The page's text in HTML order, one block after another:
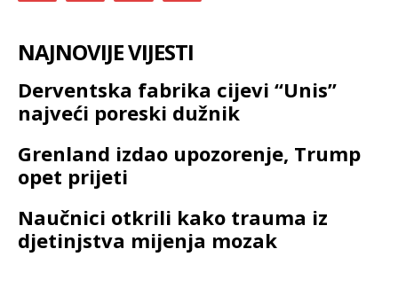
NAJNOVIJE VIJESTI
Derventska fabrika cijevi “Unis”
najveći poreski dužnik
Grenland izdao upozorenje, Trump
opet prijeti
Naučnici otkrili kako trauma iz
djetinjstva mijenja mozak